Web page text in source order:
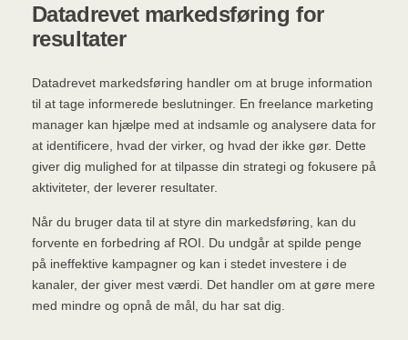
Datadrevet markedsføring for
resultater
Datadrevet markedsføring handler om at bruge information
til at tage informerede beslutninger. En freelance marketing
manager kan hjælpe med at indsamle og analysere data for
at identificere, hvad der virker, og hvad der ikke gør. Dette
giver dig mulighed for at tilpasse din strategi og fokusere på
aktiviteter, der leverer resultater.
Når du bruger data til at styre din markedsføring, kan du
forvente en forbedring af ROI. Du undgår at spilde penge
på ineffektive kampagner og kan i stedet investere i de
kanaler, der giver mest værdi. Det handler om at gøre mere
med mindre og opnå de mål, du har sat dig.